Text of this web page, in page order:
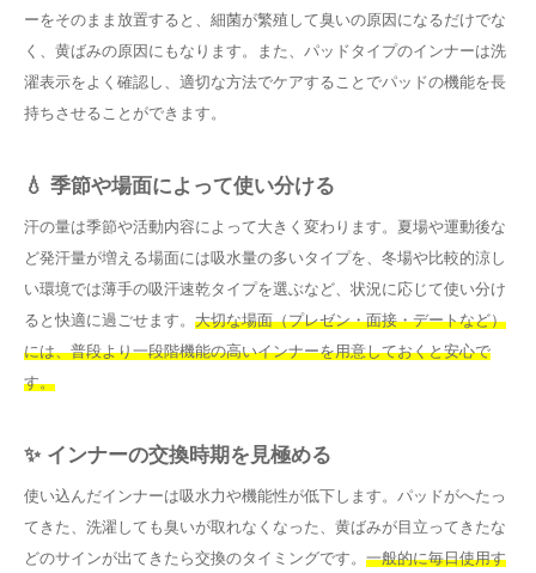
ーをそのまま放置すると、細菌が繁殖して臭いの原因になるだけでな
く、黄ばみの原因にもなります。また、パッドタイプのインナーは洗
濯表示をよく確認し、適切な方法でケアすることでパッドの機能を長
持ちさせることができます。
💧 季節や場面によって使い分ける
汗の量は季節や活動内容によって大きく変わります。夏場や運動後な
ど発汗量が増える場面には吸水量の多いタイプを、冬場や比較的涼し
い環境では薄手の吸汗速乾タイプを選ぶなど、状況に応じて使い分け
ると快適に過ごせます。 大切な場面（プレゼン・面接・デートなど）
には、普段より一段階機能の高いインナーを用意しておくと安心で
す。
✨ インナーの交換時期を見極める
使い込んだインナーは吸水力や機能性が低下します。パッドがへたっ
てきた、洗濯しても臭いが取れなくなった、黄ばみが目立ってきたな
どのサインが出てきたら交換のタイミングです。 一般的に毎日使用す